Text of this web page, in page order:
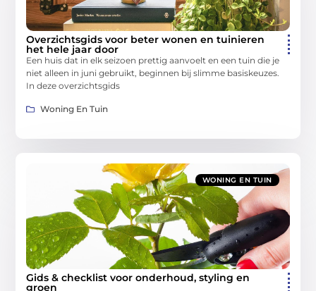
Overzichtsgids voor beter wonen en tuinieren
het hele jaar door
Een huis dat in elk seizoen prettig aanvoelt en een tuin die je
niet alleen in juni gebruikt, beginnen bij slimme basiskeuzes.
In deze overzichtsgids
Woning En Tuin
WONING EN TUIN
Gids & checklist voor onderhoud, styling en
groen